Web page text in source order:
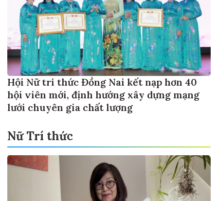
Hội Nữ trí thức Đồng Nai kết nạp hơn 40
hội viên mới, định hướng xây dựng mạng
lưới chuyên gia chất lượng
Nữ Trí thức